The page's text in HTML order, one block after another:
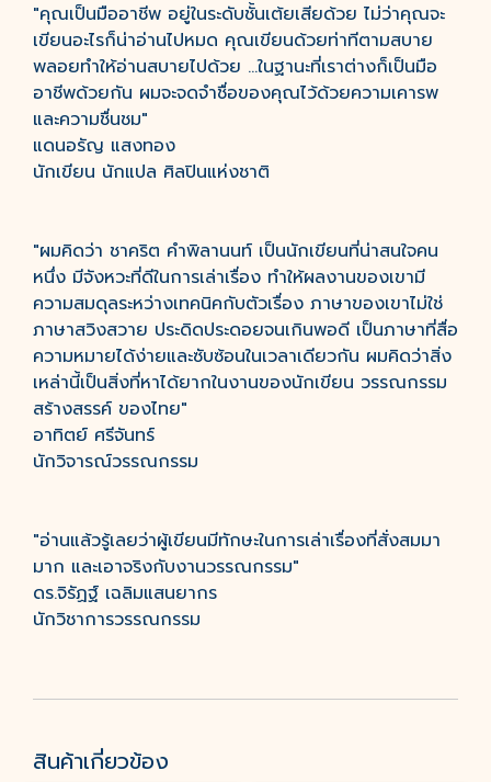
"คุณเป็นมืออาชีพ อยู่ในระดับชั้นเต้ยเสียด้วย ไม่ว่าคุณจะ
เขียนอะไรก็น่าอ่านไปหมด คุณเขียนด้วยท่าทีตามสบาย
พลอยทำให้อ่านสบายไปด้วย ...ในฐานะที่เราต่างก็เป็นมือ
อาชีพด้วยกัน ผมจะจดจำชื่อของคุณไว้ด้วยความเคารพ
และความชื่นชม"
แดนอรัญ แสงทอง
นักเขียน นักแปล ศิลปินแห่งชาติ
"ผมคิดว่า ชาคริต คำพิลานนท์ เป็นนักเขียนที่น่าสนใจคน
หนึ่ง มีจังหวะที่ดีในการเล่าเรื่อง ทำให้ผลงานของเขามี
ความสมดุลระหว่างเทคนิคกับตัวเรื่อง ภาษาของเขาไม่ใช่
ภาษาสวิงสวาย ประดิดประดอยจนเกินพอดี เป็นภาษาที่สื่อ
ความหมายได้ง่ายและซับซ้อนในเวลาเดียวกัน ผมคิดว่าสิ่ง
เหล่านี้เป็นสิ่งที่หาได้ยากในงานของนักเขียน วรรณกรรม
สร้างสรรค์ ของไทย"
อาทิตย์ ศรีจันทร์
นักวิจารณ์วรรณกรรม
"อ่านแล้วรู้เลยว่าผู้เขียนมีทักษะในการเล่าเรื่องที่สั่งสมมา
มาก และเอาจริงกับงานวรรณกรรม"
ดร.จิรัฏฐ์ เฉลิมแสนยากร
นักวิชาการวรรณกรรม
สินค้าเกี่ยวข้อง